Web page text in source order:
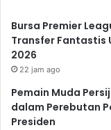
Bursa Premier
Transfer Fantastis
2026
22 jam ago
Pemain Muda
dalam Perebutan
Presiden